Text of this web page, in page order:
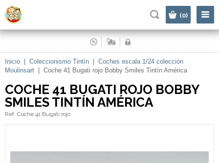
(0)
Inicio Coleccionismo Tintín
Coches escala 1/24 colección
Moulinsart
Coche 41 Bugati rojo Bobby Smiles Tintín América
COCHE 41 BUGATI ROJO BOBBY
SMILES TINTÍN AMÉRICA
Ref. Coche 41 Bugati rojo